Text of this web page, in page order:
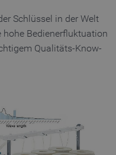
Schlüssel in der Welt
hohe Bedienerfluktuation
Qualitäts-Know-